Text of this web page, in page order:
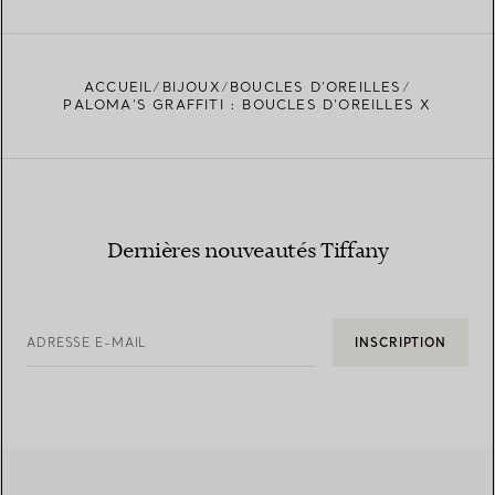
TROUVEZ LA BOUTIQUE LA PLUS PROCHE
ACCUEIL BIJOUX
BOUCLES D’OREILLES
PALOMA’S GRAFFITI : BOUCLES D’OREILLES X
Dernières nouveautés Tiffany
ADRESSE E-MAIL INSCRIPTION